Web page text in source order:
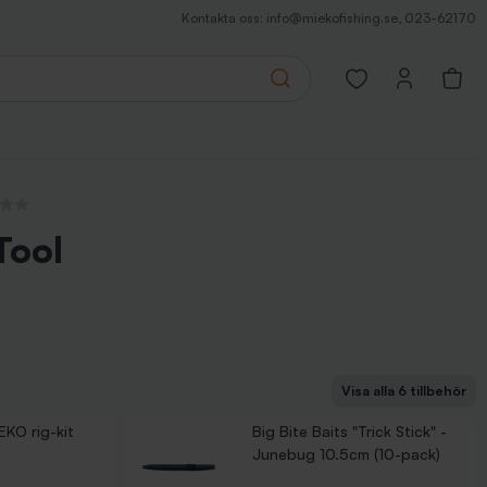
Kontakta oss: info@miekofishing.se, 023-62170
Search
Open favorites
Visa alla 6 tillbehör
rig-kit
Big Bite Baits "Trick Stick" -
Junebug 10.5cm (10-pack)